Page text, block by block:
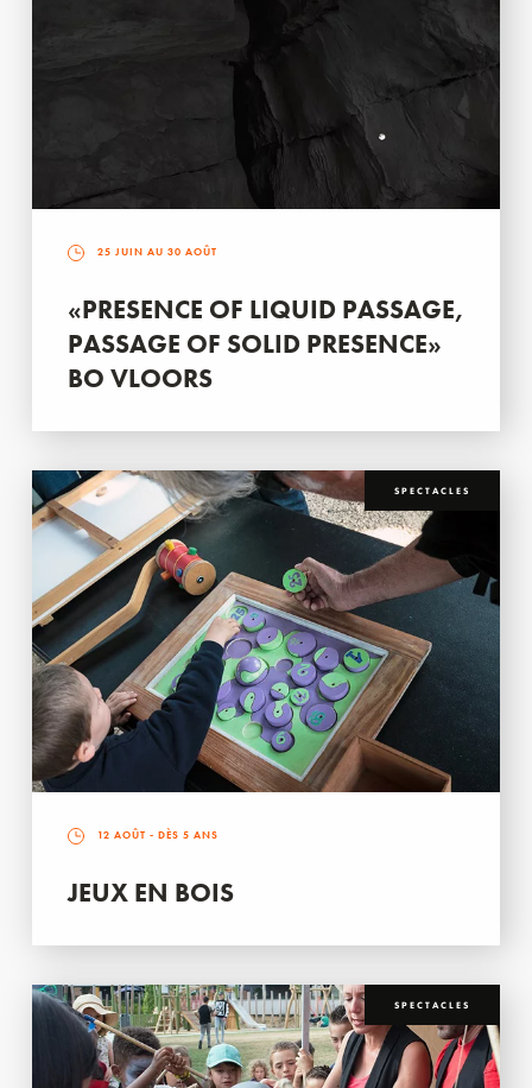
25 JUIN AU 30 AOÛT
«PRESENCE OF LIQUID PASSAGE,
PASSAGE OF SOLID PRESENCE»
BO VLOORS
SPECTACLES
12 AOÛT - DÈS 5 ANS
JEUX EN BOIS
SPECTACLES